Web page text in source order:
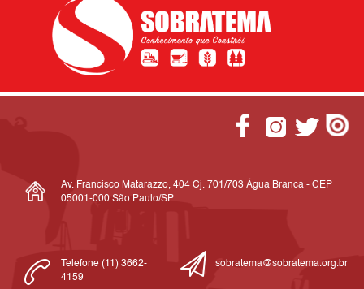
Av. Francisco Matarazzo, 404 Cj. 701/703 Água Branca - CEP
05001-000 São Paulo/SP
Telefone (11) 3662-
4159
sobratema@sobratema.org.br